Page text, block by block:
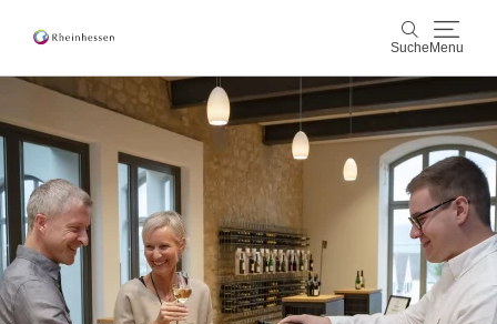
Suche Menu
Suche
Wein & Genuss
Aktiv & Natur
Kultur & Städte
Veranstaltungen